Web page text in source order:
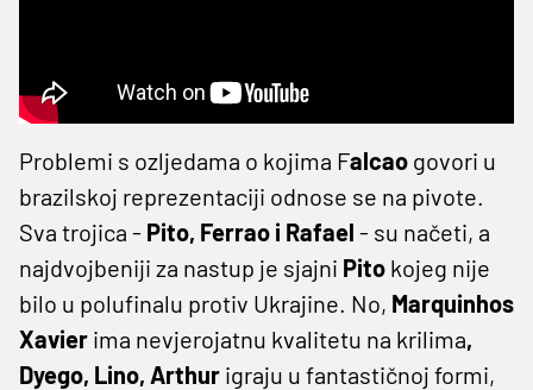
Problemi s ozljedama o kojima Falcao govori u
brazilskoj reprezentaciji odnose se na pivote.
Sva trojica - Pito, Ferrao i Rafael - su načeti, a
najdvojbeniji za nastup je sjajni Pito kojeg nije
bilo u polufinalu protiv Ukrajine. No, Marquinhos
Xavier ima nevjerojatnu kvalitetu na krilima,
Dyego, Lino, Arthur igraju u fantastičnoj formi,